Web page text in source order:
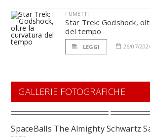
FUMETTI
Star Trek: Godshock,
del tempo
LEGGI 26/07/
GALLERIE FOTOGRAFICHE
SpaceBalls The Almighty Schwartz